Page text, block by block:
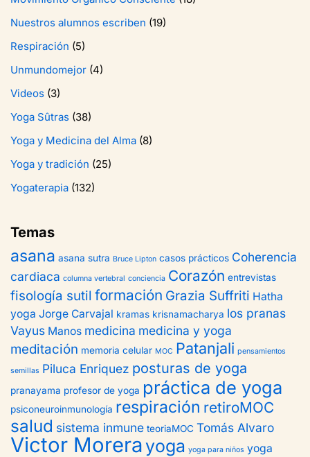
Nuestros alumnos escriben (19)
Respiración (5)
Unmundomejor (4)
Videos (3)
Yoga Sûtras (38)
Yoga y Medicina del Alma (8)
Yoga y tradición (25)
Yogaterapia (132)
Temas
asana asana sutra Bruce Lipton casos prácticos Coherencia
cardiaca columna vertebral conciencia Corazón entrevistas
fisología sutil formación Grazia Suffriti Hatha
yoga Jorge Carvajal kramas krisnamacharya los pranas
Vayus Manos medicina medicina y yoga
meditación memoria celular MOC Patanjali pensamientos
semillas Piluca Enriquez posturas de yoga
pranayama profesor de yoga práctica de yoga
psiconeuroinmunología respiración retiroMOC
salud sistema inmune teoriaMOC Tomás Alvaro
Victor Morerayoga yoga para niños yoga